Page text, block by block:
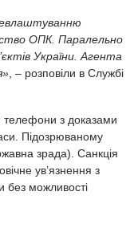
ОПК. Паралельно
України. Агента
, – розповіли в Службі
телефони з доказами
Підозрюваному
зрада). Санкція
ув’язнення з
без можливості